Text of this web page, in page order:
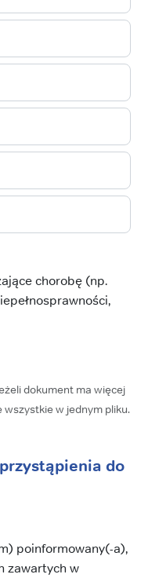
chorobę (np.
dokument ma więcej
wszystkie w jednym pliku.
do
poinformowany(-a),
zawartych w